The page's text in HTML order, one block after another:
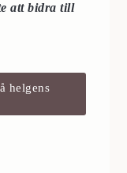
att bidra till
helgens